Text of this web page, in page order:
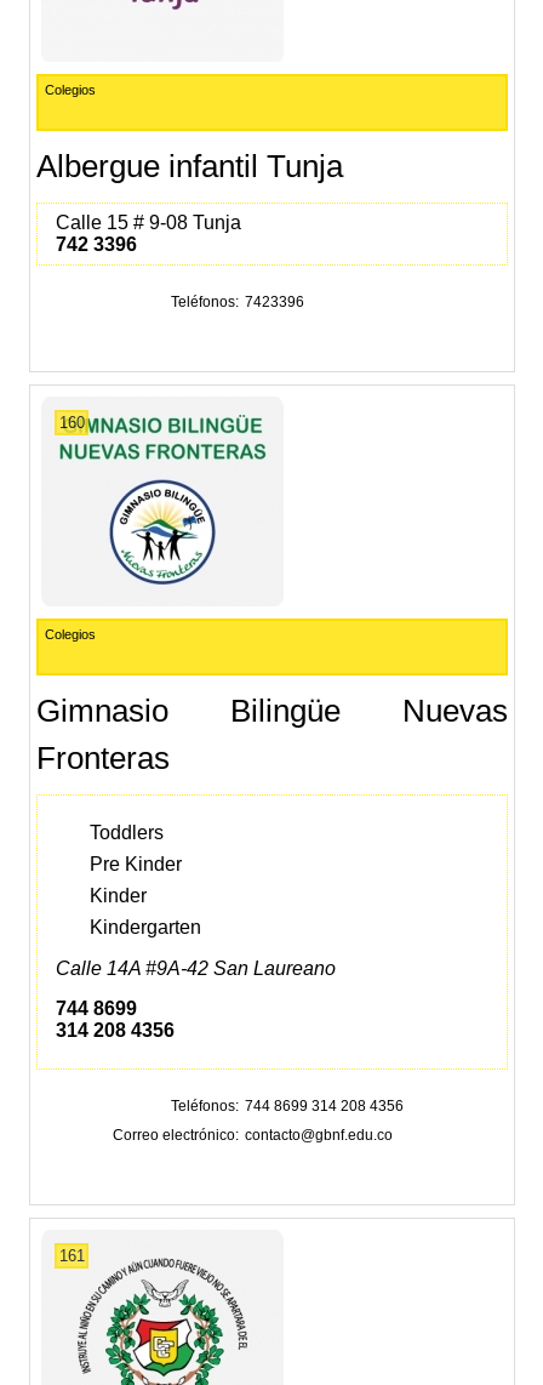
Colegios
Albergue infantil Tunja
Calle 15 # 9-08 Tunja
742 3396
Teléfonos 7423396
160
Colegios
Gimnasio Bilingüe Nuevas
Fronteras
Toddlers
Pre Kinder
Kinder
Kindergarten
Calle 14A #9A-42 San Laureano
744 8699
314 208 4356
Teléfonos
744 8699 314 208 4356
Correo electrónico
contacto@gbnf.edu.co
161